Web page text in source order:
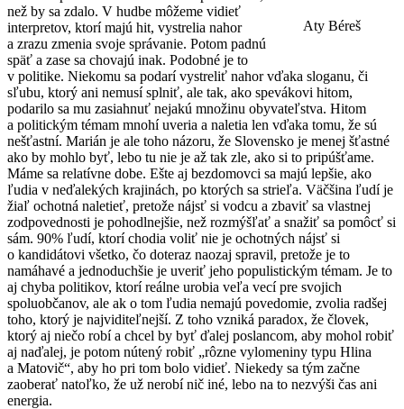
Aty Béreš
než by sa zdalo. V hudbe môžeme vidieť
interpretov, ktorí majú hit, vystrelia nahor
a zrazu zmenia svoje správanie. Potom padnú
späť a zase sa chovajú inak. Podobné je to
v politike. Niekomu sa podarí vystreliť nahor vďaka sloganu, či
sľubu, ktorý ani nemusí splniť, ale tak, ako spevákovi hitom,
podarilo sa mu zasiahnuť nejakú množinu obyvateľstva. Hitom
a politickým témam mnohí uveria a naletia len vďaka tomu, že sú
nešťastní. Marián je ale toho názoru, že Slovensko je menej šťastné
ako by mohlo byť, lebo tu nie je až tak zle, ako si to pripúšťame.
Máme sa relatívne dobe. Ešte aj bezdomovci sa majú lepšie, ako
ľudia v neďalekých krajinách, po ktorých sa strieľa. Väčšina ľudí je
žiaľ ochotná naletieť, pretože nájsť si vodcu a zbaviť sa vlastnej
zodpovednosti je pohodlnejšie, než rozmýšľať a snažiť sa pomôcť si
sám. 90% ľudí, ktorí chodia voliť nie je ochotných nájsť si
o kandidátovi všetko, čo doteraz naozaj spravil, pretože je to
namáhavé a jednoduchšie je uveriť jeho populistickým témam. Je to
aj chyba politikov, ktorí reálne urobia veľa vecí pre svojich
spoluobčanov, ale ak o tom ľudia nemajú povedomie, zvolia radšej
toho, ktorý je najviditeľnejší. Z toho vzniká paradox, že človek,
ktorý aj niečo robí a chcel by byť ďalej poslancom, aby mohol robiť
aj naďalej, je potom nútený robiť „rôzne vylomeniny typu Hlina
a Matovič“, aby ho pri tom bolo vidieť. Niekedy sa tým začne
zaoberať natoľko, že už nerobí nič iné, lebo na to nezvýši čas ani
energia.